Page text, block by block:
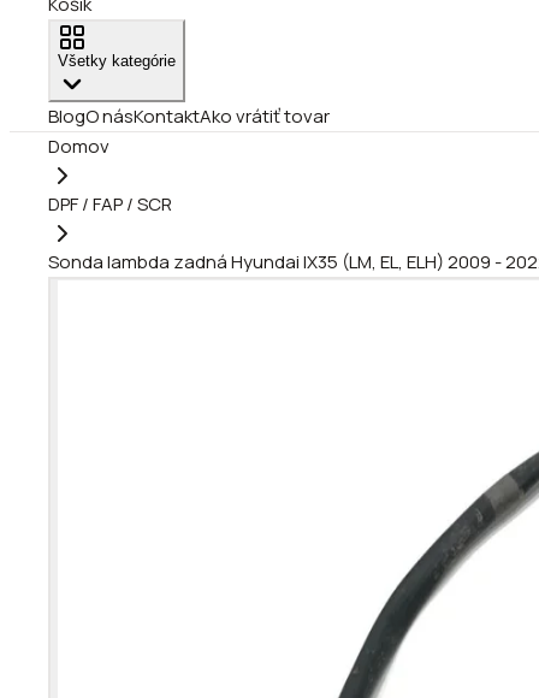
Všetky kategórie
BlogO násKontaktAko vrátiť tovar
Domov
DPF / FAP / SCR
Sonda lambda zadná Hyundai IX35 (LM, EL, ELH) 2009 -